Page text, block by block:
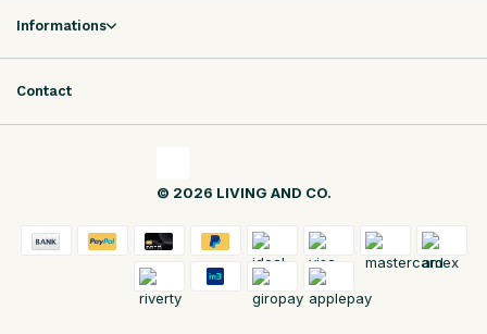
Informations
Contact
© 2026 LIVING AND CO.